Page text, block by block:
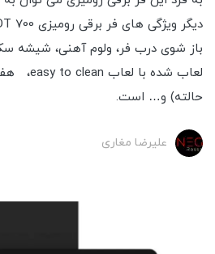
باز شوی درب فر، ولوم آهنی، شیشه
حالته) و… است.
علیرضا مغاری